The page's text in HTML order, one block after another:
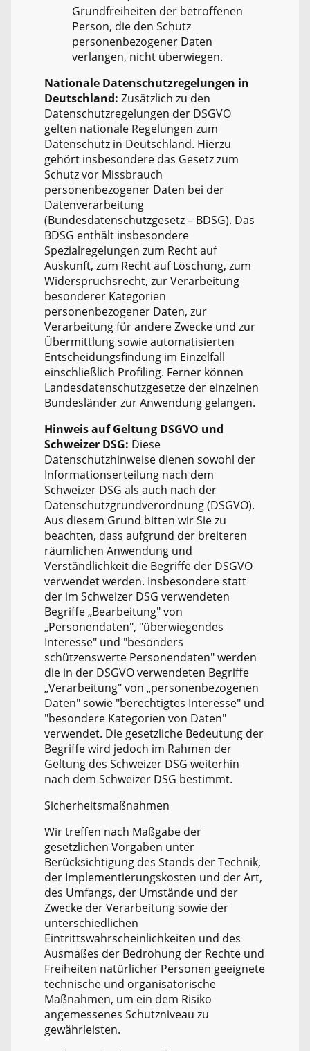
Grundfreiheiten der betroffenen
Person, die den Schutz
personenbezogener Daten
verlangen, nicht überwiegen.
Nationale Datenschutzregelungen in
Deutschland: Zusätzlich zu den
Datenschutzregelungen der DSGVO
gelten nationale Regelungen zum
Datenschutz in Deutschland. Hierzu
gehört insbesondere das Gesetz zum
Schutz vor Missbrauch
personenbezogener Daten bei der
Datenverarbeitung
(Bundesdatenschutzgesetz – BDSG). Das
BDSG enthält insbesondere
Spezialregelungen zum Recht auf
Auskunft, zum Recht auf Löschung, zum
Widerspruchsrecht, zur Verarbeitung
besonderer Kategorien
personenbezogener Daten, zur
Verarbeitung für andere Zwecke und zur
Übermittlung sowie automatisierten
Entscheidungsfindung im Einzelfall
einschließlich Profiling. Ferner können
Landesdatenschutzgesetze der einzelnen
Bundesländer zur Anwendung gelangen.
Hinweis auf Geltung DSGVO und
Schweizer DSG: Diese
Datenschutzhinweise dienen sowohl der
Informationserteilung nach dem
Schweizer DSG als auch nach der
Datenschutzgrundverordnung (DSGVO).
Aus diesem Grund bitten wir Sie zu
beachten, dass aufgrund der breiteren
räumlichen Anwendung und
Verständlichkeit die Begriffe der DSGVO
verwendet werden. Insbesondere statt
der im Schweizer DSG verwendeten
Begriffe „Bearbeitung" von
„Personendaten", "überwiegendes
Interesse" und "besonders
schützenswerte Personendaten" werden
die in der DSGVO verwendeten Begriffe
„Verarbeitung" von „personenbezogenen
Daten" sowie "berechtigtes Interesse" und
"besondere Kategorien von Daten"
verwendet. Die gesetzliche Bedeutung der
Begriffe wird jedoch im Rahmen der
Geltung des Schweizer DSG weiterhin
nach dem Schweizer DSG bestimmt.
Sicherheitsmaßnahmen
Wir treffen nach Maßgabe der
gesetzlichen Vorgaben unter
Berücksichtigung des Stands der Technik,
der Implementierungskosten und der Art,
des Umfangs, der Umstände und der
Zwecke der Verarbeitung sowie der
unterschiedlichen
Eintrittswahrscheinlichkeiten und des
Ausmaßes der Bedrohung der Rechte und
Freiheiten natürlicher Personen geeignete
technische und organisatorische
Maßnahmen, um ein dem Risiko
angemessenes Schutzniveau zu
gewährleisten.